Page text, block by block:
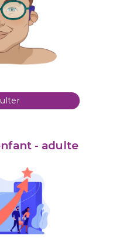
- adulte